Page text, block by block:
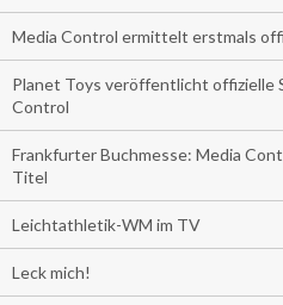
Media Control ermittelt erstmals
Planet Toys veröffentlicht offizielle
Control
Frankfurter Buchmesse: Media
Titel
Leichtathletik-WM im TV
Leck mich!